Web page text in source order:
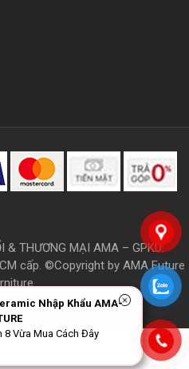
& THƯƠNG MẠI AMA – GPKD:
cấp. ©Copyright by AMA Future
Nhập Khẩu AMA-
8 Vừa Mua Cách Đây